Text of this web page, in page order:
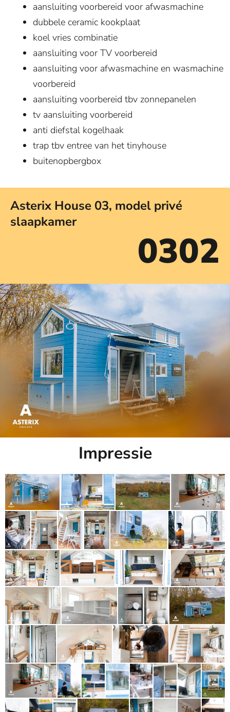
aansluiting voorbereid voor afwasmachine
dubbele ceramic kookplaat
koel vries combinatie
aansluiting voor TV voorbereid
aansluiting voor afwasmachine en wasmachine
voorbereid
aansluiting voorbereid tbv zonnepanelen
tv aansluiting voorbereid
anti diefstal kogelhaak
trap tbv entree van het tinyhouse
buitenopbergbox
Asterix House 03, model privé
slaapkamer
0302
Impressie